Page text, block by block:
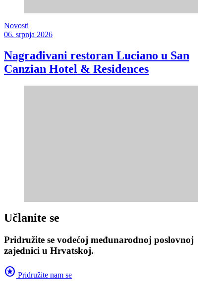
Novosti
06. srpnja 2026
Nagrađivani restoran Luciano u San
Canzian Hotel & Residences
Učlanite se
Pridružite se vodećoj međunarodnoj poslovnoj
zajednici u Hrvatskoj.
stars Pridružite nam se